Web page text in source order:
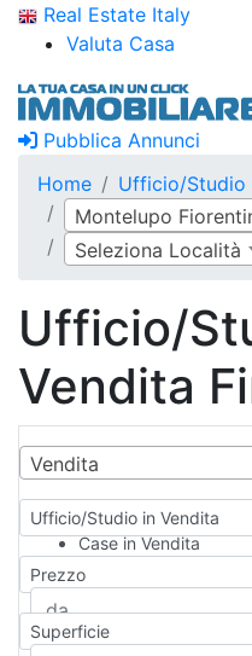
Real Estate Italy
Valuta Casa
Pubblica Annunci
Home
Ufficio/Studio
Montelupo
Seleziona Località
Ufficio/
Vendita
Vendita
Ufficio/Studio in Vendita
Case in Vendita
Qualsiasi
Appartamento
Casa indipendente
Casa Semi-
Prezzo
Superficie